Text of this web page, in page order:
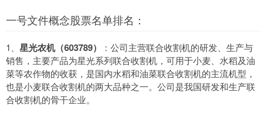
一号文件概念股票名单排名：
1、 星光农机（603789）
：公司主营联合收割机的研发、生产与
销售，主要产品为星光系列联合收割机，可用于小麦、水稻及油
菜等农作物的收获，是国内水稻和油菜联合收割机的主流机型，
也是小麦联合收割机的两大品种之一。公司是我国研发和生产联
合收割机的骨干企业。